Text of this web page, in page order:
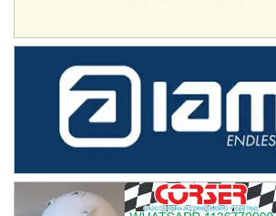
Ramiro Tot (Asfalto)
KDO - F6
Ciudad de Trenque Lauquen (Asfalto)
Trenque Lauquen (Buenos Aires)
Parque de la Velocidad (Asfalto)
Villaguay (Entre Ríos)